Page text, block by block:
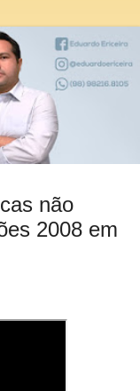
não
2008 em